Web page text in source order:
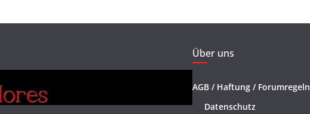
Über uns
AGB / Haftung / Forumregeln
Datenschutz